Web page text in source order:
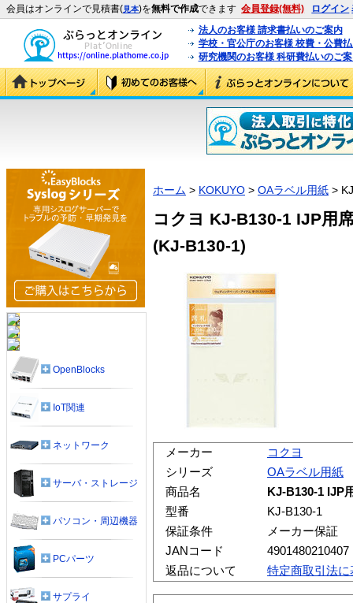
会員はオンラインで見積書(見本)を無料で作成できます 会員登録(無料) ログイン
法人のお客様 請求書払いのご案内
学校・官公庁のお客様 校費・公費
研究機関のお客様 科研費払いのご
ホーム > KOKUYO > OAラベル用紙 >
コクヨ KJ-B130-1 IJP用
(KJ-B130-1)
メーカー
コクヨ
シリーズ
OAラベル用紙
商品名
KJ-B130-1 IJP
型番
KJ-B130-1
保証条件
メーカー保証
JANコード
4901480210407
返品について
特定商取引法
OpenBlocks
IoT関連
ネットワーク
サーバ・ストレージ
パソコン・周辺機器
PCパーツ
サプライ